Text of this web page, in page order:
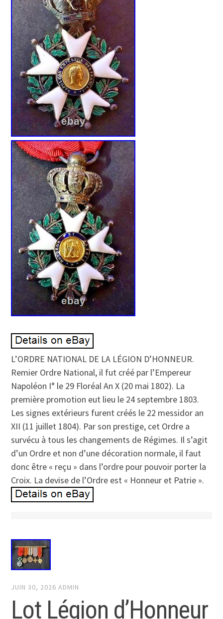
L’ORDRE NATIONAL DE LA LÉGION D’HONNEUR.
Remier Ordre National, il fut créé par l’Empereur
Napoléon I° le 29 Floréal An X (20 mai 1802). La
première promotion eut lieu le 24 septembre 1803.
Les signes extérieurs furent créés le 22 messidor an
XII (11 juillet 1804). Par son prestige, cet Ordre a
survécu à tous les changements de Régimes. Il s’agit
d’un Ordre et non d’une décoration normale, il faut
donc être « reçu » dans l’ordre pour pouvoir porter la
Croix. La devise de l’Ordre est « Honneur et Patrie ».
JUIN 30, 2026 ADMIN
Lot Légion d’Honneur